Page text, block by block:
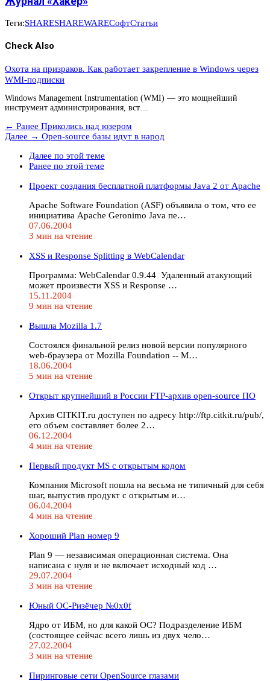
Теги:SHARESHAREWAREСофтСтатьи
Check Also
Охота на призраков. Как работает закрепление в Windows через
WMI-подписки
Windows Management Instrumentation (WMI) — это мощнейший
инструмент администрирования, вст…
← Ранее Приколись над юзером
Далее → Open-source базы идут в народ
Далее по этой теме
Ранее по этой теме
Проект создания бесплатной платформы Java 2 от Apache
Apache Software Foundation (ASF) объявила о том, что ее
инициатива Apache Geronimo Java пе…
07.06.2004
3 мин на чтение
XSS и Response Splitting в WebCalendar
Программа: WebCalendar 0.9.44 Удаленный атакующий
может произвести XSS и Response …
15.11.2004
9 мин на чтение
Вышла Mozilla 1.7
Состоялся финальной релиз новой версии популярного
web-браузера от Mozilla Foundation -- M…
18.06.2004
5 мин на чтение
Открыт крупнейший в России FTP-архив open-source ПО
Архив CITKIT.ru доступен по адресу http://ftp.citkit.ru/pub/,
его объем составляет более 2…
06.12.2004
4 мин на чтение
Первый продукт MS с открытым кодом
Компания Microsoft пошла на весьма не типичный для себя
шаг, выпустив продукт с открытым и…
06.04.2004
4 мин на чтение
Хороший Plan номер 9
Plan 9 — независимая операционная система. Она
написана с нуля и не включает исходный код …
29.07.2004
3 мин на чтение
Юный ОС-Ризёчер №0x0f
Ядро от ИБМ, но для какой ОС? Подразделение ИБМ
(состоящее сейчас всего лишь из двух чело…
27.02.2004
3 мин на чтение
Пиринговые сети OpenSource глазами